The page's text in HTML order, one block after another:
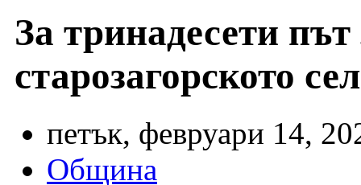
За тринадесети път
старозагорското
петък, февруари 14,
Община